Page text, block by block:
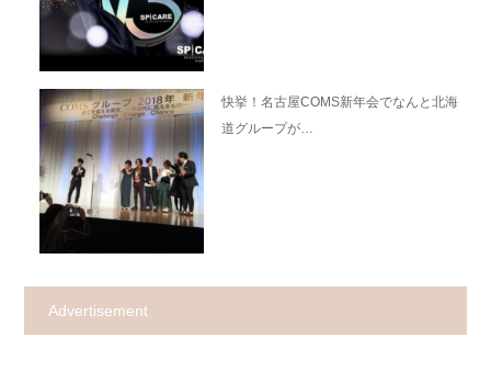
快挙！名古屋COMS新年会でなんと北海
道グループが…
Advertisement